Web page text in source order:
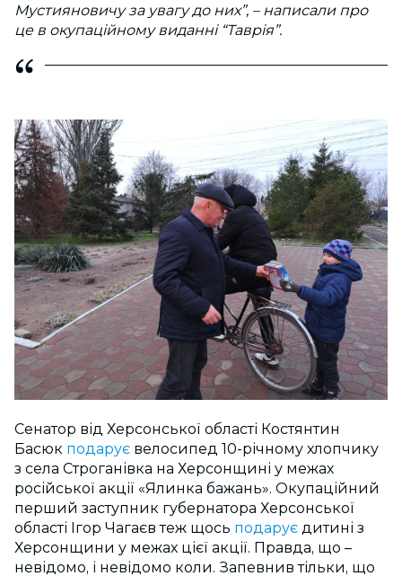
Мустияновичу за увагу до них”, – написали про
це в окупаційному виданні “Таврія”.
Сенатор від Херсонської області Костянтин
Басюк подарує велосипед 10-річному хлопчику
з села Строганівка на Херсонщині у межах
російської акції «Ялинка бажань». Окупаційний
перший заступник губернатора Херсонської
області Ігор Чагаєв теж щось подарує дитині з
Херсонщини у межах цієї акції. Правда, що –
невідомо, і невідомо коли. Запевнив тільки, що